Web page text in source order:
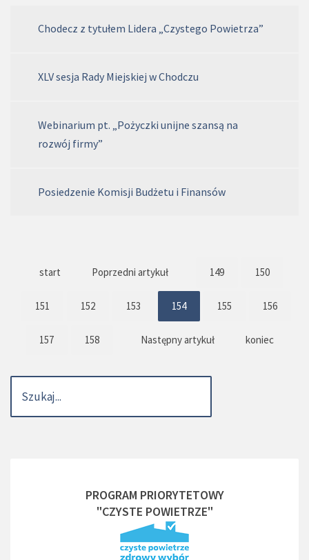
Chodecz z tytułem Lidera „Czystego Powietrza”
XLV sesja Rady Miejskiej w Chodczu
Webinarium pt. „Pożyczki unijne szansą na
rozwój firmy”
Posiedzenie Komisji Budżetu i Finansów
start Poprzedni artykuł 149 150
151 152 153 154 155 156
157 158 Następny artykuł koniec
PROGRAM PRIORYTETOWY
"CZYSTE POWIETRZE"